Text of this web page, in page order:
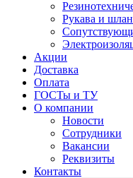
Рукава и
Акции
Доставка
Оплата
ГОСТы и ТУ
О компании
Новости
Сотрудники
Вакансии
Реквизиты
Контакты